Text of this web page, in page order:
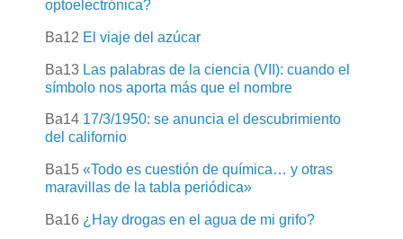
optoelectrónica?
Ba12 El viaje del azúcar
Ba13 Las palabras de la ciencia (VII): cuando el
símbolo nos aporta más que el nombre
Ba14 17/3/1950: se anuncia el descubrimiento
del californio
Ba15 «Todo es cuestión de química… y otras
maravillas de la tabla periódica»
Ba16 ¿Hay drogas en el agua de mi grifo?